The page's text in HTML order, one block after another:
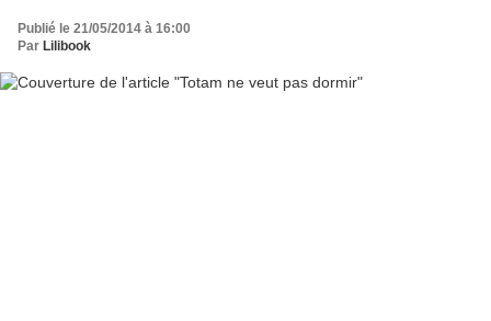
Publié le 21/05/2014 à 16:00
Par Lilibook